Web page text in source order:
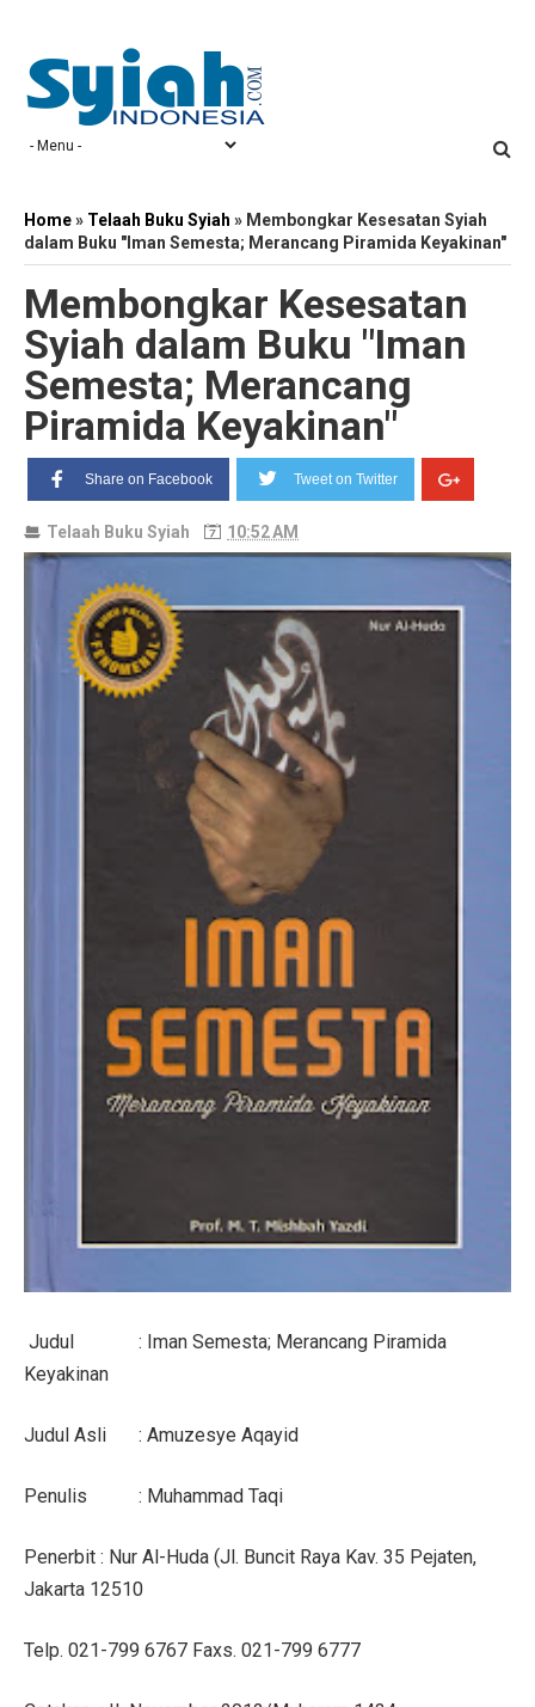
Home» Telaah Buku Syiah » Membongkar Kesesatan Syiah
dalam Buku "Iman Semesta; Merancang Piramida Keyakinan"
Membongkar Kesesatan
Syiah dalam Buku "Iman
Semesta; Merancang
Piramida Keyakinan"
Share on Facebook Tweet on Twitter
Telaah Buku Syiah 10:52 AM
Judul
: Iman Semesta; Merancang Piramida
Keyakinan
Judul Asli : Amuzesye Aqayid
Penulis : Muhammad Taqi
Penerbit : Nur Al-Huda (Jl. Buncit Raya Kav. 35 Pejaten,
Jakarta 12510
Telp. 021-799 6767 Faxs. 021-799 6777